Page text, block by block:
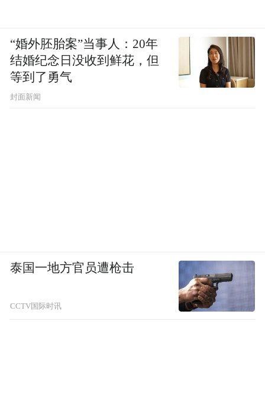
“婚外胚胎案”当事人：20年
结婚纪念日没收到鲜花，但
等到了勇气
封面新闻
泰国一地方官员遭枪击
CCTV国际时讯